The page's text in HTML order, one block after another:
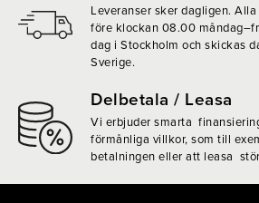
Leveranser sker dagligen.
före klockan 08.00
dag i Stockholm och skickas
Sverige.
Delbetala / Leasa
Vi erbjuder smarta
förmånliga villkor, som till
betalningen eller att leasa